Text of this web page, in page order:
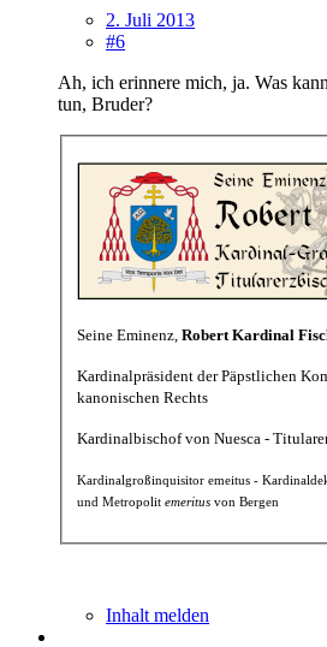
2. Juli 2013
#6
Ah, ich erinnere mich, ja. Was
tun, Bruder?
Seine Eminenz, Robert Kardinal
Kardinalpräsident der Päpstlichen
kanonischen Rechts
Kardinalbischof von Nuesca -
Kardinalgroßinquisitor emeitus -
und Metropolit emeritus von Bergen
Inhalt melden